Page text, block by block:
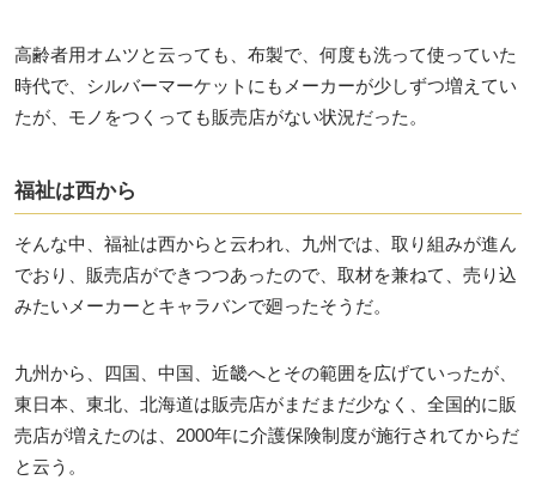
高齢者用オムツと云っても、布製で、何度も洗って使っていた
時代で、シルバーマーケットにもメーカーが少しずつ増えてい
たが、モノをつくっても販売店がない状況だった。
福祉は西から
そんな中、福祉は西からと云われ、九州では、取り組みが進ん
でおり、販売店ができつつあったので、取材を兼ねて、売り込
みたいメーカーとキャラバンで廻ったそうだ。
九州から、四国、中国、近畿へとその範囲を広げていったが、
東日本、東北、北海道は販売店がまだまだ少なく、全国的に販
売店が増えたのは、2000年に介護保険制度が施行されてからだ
と云う。